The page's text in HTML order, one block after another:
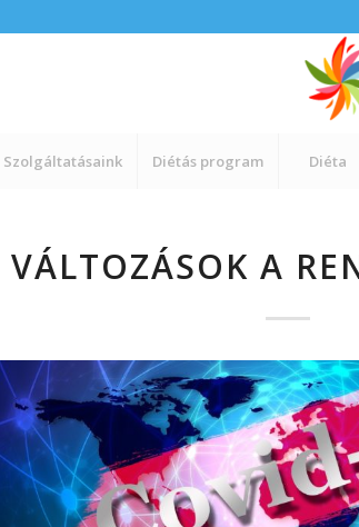
Szolgáltatásaink Diétás program Diéta
VÁLTOZÁSOK A